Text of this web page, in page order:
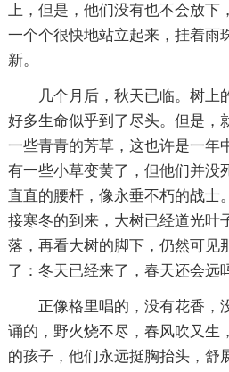
上，但是，他们没有也不会放下
一个个很快地站立起来，挂着雨
新。
几个月后，秋天已临。树上
好多生命似乎到了尽头。但是，
一些青青的芳草，这也许是一年
有一些小草变黄了，但他们并没
直直的腰杆，像永垂不朽的战士
接寒冬的到来，大树已经道光叶
落，再看大树的脚下，仍然可见
了：冬天已经来了，春天还会远
正像格里唱的，没有花香
诵的，野火烧不尽，春风吹又生
的孩子，他们永远挺胸抬头，舒